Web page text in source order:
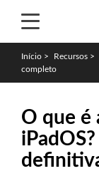
Início > Recursos >
completo
O que é